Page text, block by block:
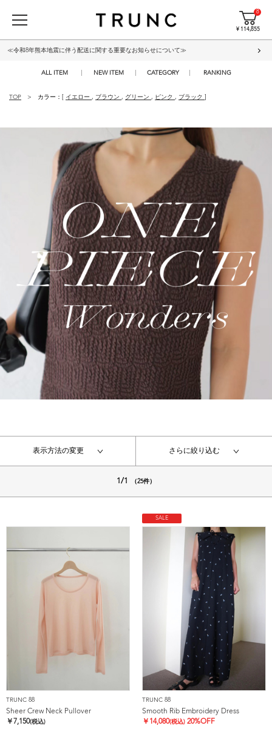
8
¥ 114,855
≪令和8年熊本地震に伴う配送に関する重要なお知らせについて≫
ALL ITEM NEW ITEM CATEGORY RANKING
TOP カラー：[ イエロー , ブラウン , グリーン , ピンク , ブラック
表示方法の変更 さらに絞り込む
1/1 （25件）
TRUNC 88
Sheer Crew Neck Pullover
￥ 7,150(税込)
SALE
TRUNC 88
Smooth Rib Embroidery Dress
￥ 14,080(税込) 20%OFF